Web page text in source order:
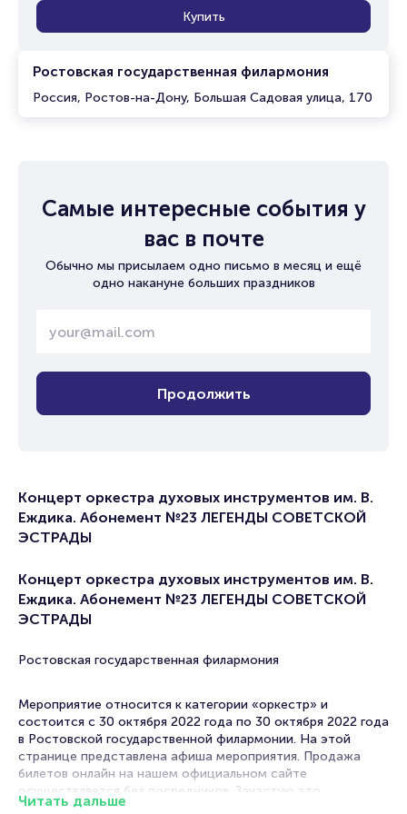
Ростовская государственная филармония
Россия, Ростов-на-Дону, Большая Садовая улица, 170
Купить
Самые интересные события у
вас в почте
Обычно мы присылаем одно письмо в месяц и ещё
одно накануне больших праздников
Продолжить
Концерт оркестра духовых инструментов им. В.
Еждика. Абонемент №23 ЛЕГЕНДЫ СОВЕТСКОЙ
ЭСТРАДЫ
Концерт оркестра духовых инструментов им. В.
Еждика. Абонемент №23 ЛЕГЕНДЫ СОВЕТСКОЙ
ЭСТРАДЫ
Ростовская государственная филармония
Мероприятие относится к категории «оркестр» и
состоится с 30 октября 2022 года по 30 октября 2022 года
в Ростовской государственной филармонии. На этой
странице представлена афиша мероприятия. Продажа
билетов онлайн на нашем официальном сайте
осуществляется без посредников. Зачастую это
единственная возможность достать билет на концерт
Читать дальше